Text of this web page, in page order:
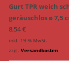
Gurt TPR weich
geräuschlos ø 7,5
8,54€
inkl. 19 % MwSt.
zzgl. Versandkosten